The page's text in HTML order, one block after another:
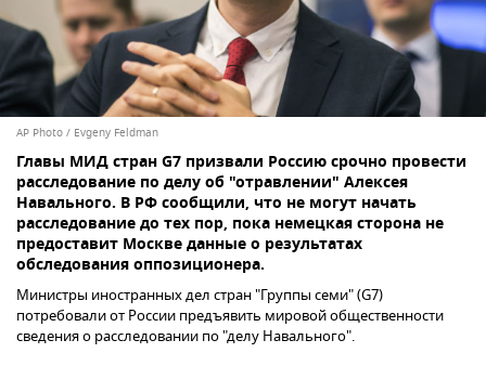
AP Photo / Evgeny Feldman
Главы МИД стран G7 призвали Россию срочно провести
расследование по делу об "отравлении" Алексея
Навального. В РФ сообщили, что не могут начать
расследование до тех пор, пока немецкая сторона не
предоставит Москве данные о результатах
обследования оппозиционера.
Министры иностранных дел стран "Группы семи" (G7)
потребовали от России предъявить мировой общественности
сведения о расследовании по "делу Навального".